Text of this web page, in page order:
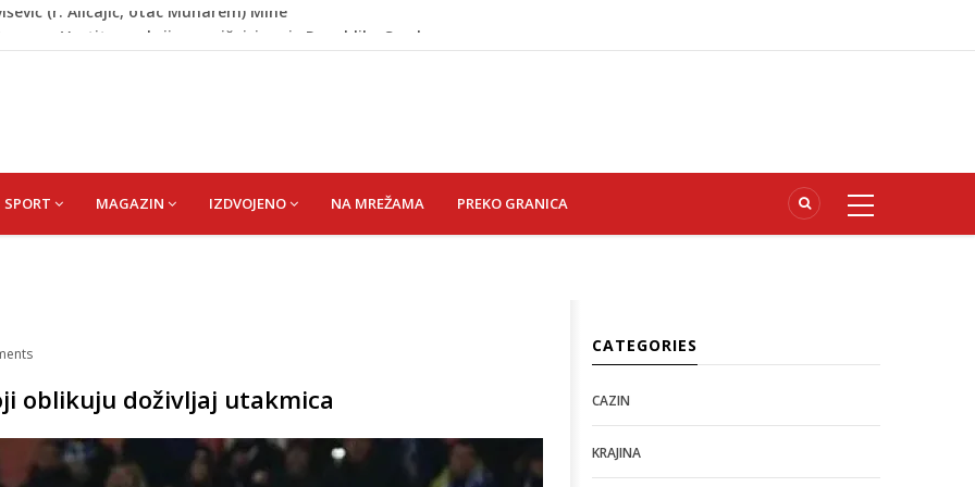
Vratite sankcije zvaničnicima iz Republike Srpske
čeka najbolju bh. plivačicu
su odabrali drugu reprezentaciju onda bi "birali", a ne
(r. Aličajić, otac Muharem) Mine
SPORT MAGAZIN IZDVOJENO NA MREŽAMA PREKO GRANICA
oblikuju doživljaj utakmica
CATEGORIES
CAZIN
KRAJINA